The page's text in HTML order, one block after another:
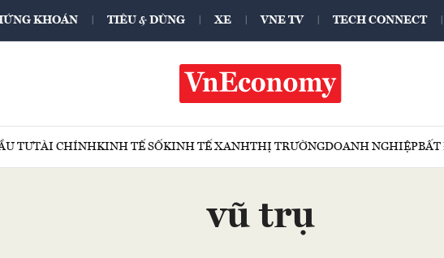
KHOÁN TIÊU & DÙNG XE VNE TV TECH CONNECT
TƯTÀI CHÍNHKINH TẾ SỐKINH TẾ XANHTHỊ TRƯỜNGDOANH NGHIỆPBẤT
vũ trụ